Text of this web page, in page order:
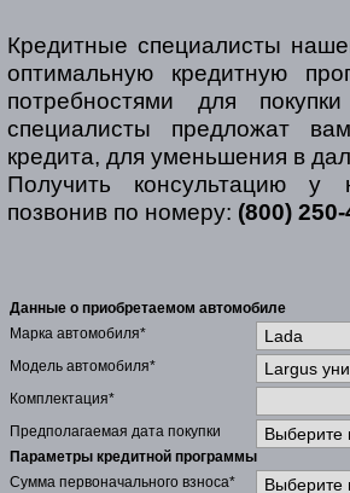
Кредитные специалисты
оптимальную кредитную
потребностями для
специалисты предложат
кредита, для уменьшения в
Получить консультацию
позвонив по номеру: (800)
Данные о приобретаемом автомобиле
Марка автомобиля*
Модель автомобиля*
Комплектация*
Предполагаемая дата покупки
Параметры кредитной программы
Сумма первоначального взноса*